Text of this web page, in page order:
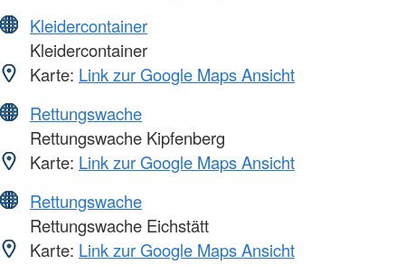
Kleidercontainer
Kleidercontainer
Karte: Link zur Google Maps Ansicht
Rettungswache
Rettungswache Kipfenberg
Karte: Link zur Google Maps Ansicht
Rettungswache
Rettungswache Eichstätt
Karte: Link zur Google Maps Ansicht